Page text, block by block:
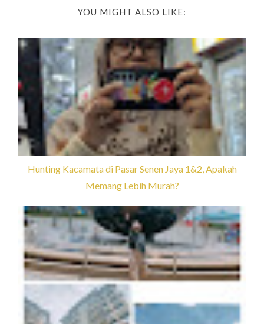
YOU MIGHT ALSO LIKE:
Hunting Kacamata di Pasar Senen Jaya 1&2, Apakah
Memang Lebih Murah?